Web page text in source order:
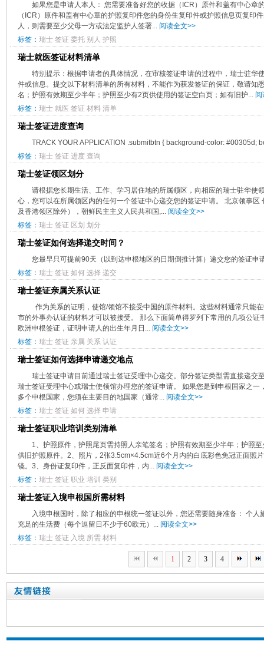
如果您是申请人本人： 您需要准备好您的收据（ICR）原件和盖有中心章
（ICR）原件和盖有中心章的护照复印件您的身份生复印件或护照信息页复印
人，则需要至少父母一方或法定监护人签署... 阅读全文>>
标签： 瑞士 签证 委托 别人 护照
瑞士就医签证材料清单
特别提示：根据申请者的具体情况，在审核签证申请的过程中，瑞士驻华
件或信息。提交以下材料清单的所有材料，不能作为获发签证的保证，敬请知
名；护照有效期至少半年；护照至少有2页供使用的签证空白页；如有旧护... 阅
标签： 瑞士 就医 签证 材料 清单
瑞士签证进度查询
TRACK YOUR APPLICATION .submitbtn { background-color: #00305d;
标签： 瑞士 签证 进度 查询
瑞士签证领区划分
请根据您长期生活、工作、学习居住地的所属领区，向相应的瑞士驻华使
心，您可以在所属领区内的任何一个签证中心递交您的签证申请。 北京领事
及香港领区除外），朝鲜民主主义人民共和国,... 阅读全文>>
标签： 瑞士 签证 区划 划分
瑞士签证如何选择递交时间？
您最早只可提前90天（以到达申根地区的日期倒推计算）递交您的签证申
标签： 瑞士 签证 如何 选择 递交
瑞士签证亲属关系认证
作为关系的证明，使馆/领馆不接受中国的原件材料。这些材料通常只能
市的外事办认证的材料才可以被接受。 那么下面简单得罗列下常用的几项公
欧洲申根签证，证明申请人的出生年月日... 阅读全文>>
标签： 瑞士 签证 亲属 关系 认证
瑞士签证如何选择申请递交地点
瑞士签证申请目前通过瑞士签证受理中心递交。部分签证类型需直接递交
瑞士签证受理中心或瑞士使领馆办理您的签证申请。 如果您是到申根国家之
多个申根国家，您须在主要目的地国家（通常... 阅读全文>>
标签： 瑞士 签证 如何 选择 申请
瑞士签证职业培训类别清单
1、护照原件，护照尾页需持照人亲笔签名；护照有效期至少半年；护照
供旧护照原件。2、照片，2张3.5cm×4.5cm近6个月内的白底彩色免冠正面照
镜。3、身份证复印件，正反面复印件，内... 阅读全文>>
标签： 瑞士 签证 职业 培训 类别
瑞士签证入境申根国所需材料
入境申根国时，除了相应的申根统一签证以外，您还需要随身准备： 个
充足的生活费（每个逗留日不少于60欧元）... 阅读全文>>
标签： 瑞士 签证 入境 所需 材料
1 2 3 4